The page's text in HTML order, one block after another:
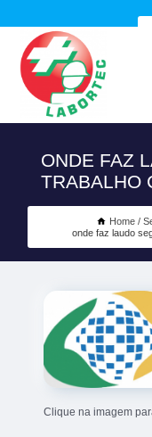
ONDE FAZ
TRABALHO
Home
onde faz laudo
Clique na imagem